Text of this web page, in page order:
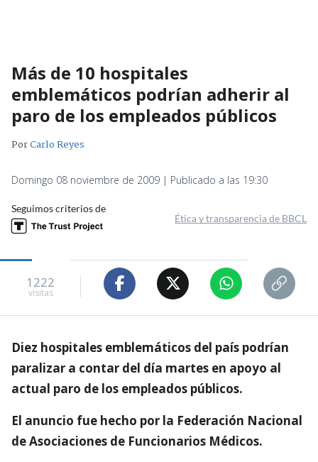
Más de 10 hospitales
emblemáticos podrían adherir al
paro de los empleados públicos
PorCarlo Reyes
Domingo 08 noviembre de 2009 | Publicado a las 19:30
Seguimos criterios de
Ética y transparencia de BBCL
1222
visitas
Diez hospitales emblemáticos del país podrían
paralizar a contar del día martes en apoyo al
actual paro de los empleados públicos.
El anuncio fue hecho por la Federación Nacional
de Asociaciones de Funcionarios Médicos.